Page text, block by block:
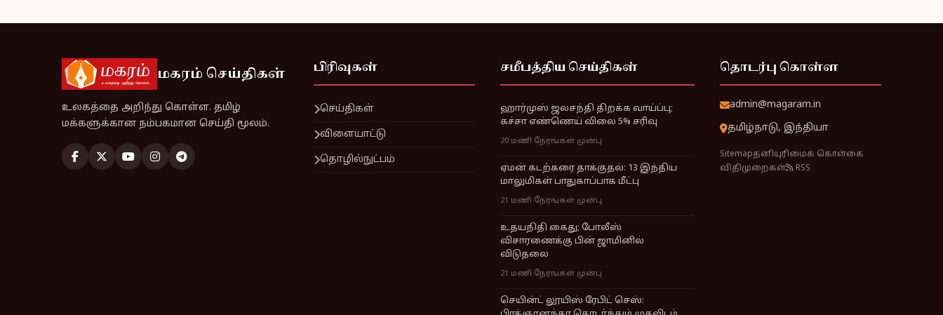
மகரம் செய்திகள்
உலகத்தை அறிந்து கொள்ள. தமிழ்
மக்களுக்கான நம்பகமான செய்தி மூலம்.
பிரிவுகள்
செய்திகள்
விளையாட்டு
தொழில்நுட்பம்
சமீபத்திய செய்திகள்
ஹார்முஸ் ஜலசந்தி திறக்க வாய்ப்பு;
கச்சா எண்ணெய் விலை 5% சரிவு
20 மணி நேரங்கள் முன்பு
ஏமன் கடற்கரை தாக்குதல்: 13 இந்திய
மாலுமிகள் பாதுகாப்பாக மீட்பு
21 மணி நேரங்கள் முன்பு
உதயநிதி கைது; போலீஸ்
விசாரணைக்கு பின் ஜாமினில்
விடுதலை
21 மணி நேரங்கள் முன்பு
செயின்ட் லூயிஸ் ரேபிட் செஸ்:
தொடர்பு கொள்ள
admin@magaram.in
தமிழ்நாடு, இந்தியா
Sitemapதனியுரிமைக் கொள்கை
விதிமுறைகள்
RSS